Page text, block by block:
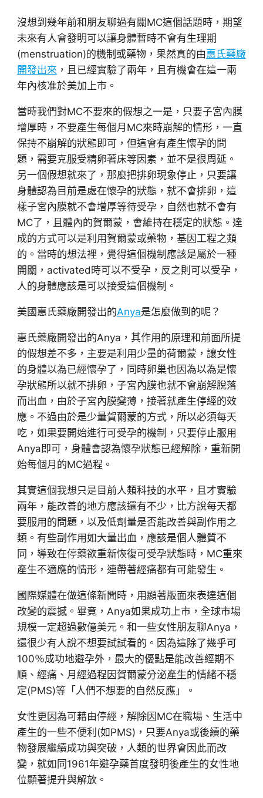
沒想到幾年前和朋友聊過有關MC這個話題時，期望
未來有人會發明可以讓身體暫時不會有生理期
(menstruation)的機制或藥物，果然真的由惠氏藥廠
開發出來 ，且已經實驗了兩年，且有機會在這一兩
年內核准於美加上市。
當時我們對MC不要來的假想之一是，只要子宮內膜
增厚時，不要產生每個月MC來時崩解的情形，一直
保持不崩解的狀態即可，但這會有產生懷孕的問
題，需要克服受精卵著床等因素，並不是很周延。
另一個假想就來了，那麼把排卵現象停止，只要讓
身體認為目前是處在懷孕的狀態，就不會排卵，這
樣子宮內膜就不會增厚等待受孕，自然也就不會有
MC了，且體內的賀爾蒙，會維持在穩定的狀態。達
成的方式可以是利用賀爾蒙或藥物，基因工程之類
的。當時的想法裡，覺得這個機制應該是屬於一種
開關，activated時可以不受孕，反之則可以受孕，
人的身體應該是可以接受這個機制。
美國惠氏藥廠開發出的Anya是怎麼做到的呢？
惠氏藥廠開發出的Anya，其作用的原理和前面所提
的假想差不多，主要是利用少量的荷爾蒙，讓女性
的身體以為已經懷孕了，同時卵巢也因為以為是懷
孕狀態所以就不排卵，子宮內膜也就不會崩解脫落
而出血，由於子宮內膜變薄，接著就產生停經的效
應。不過由於是少量賀爾蒙的方式，所以必須每天
吃，如果要開始進行可受孕的機制，只要停止服用
Anya即可，身體會認為懷孕狀態已經解除，重新開
始每個月的MC過程。
其實這個我想只是目前人類科技的水平，且才實驗
兩年，能改善的地方應該還有不少，比方說每天都
要服用的問題，以及低劑量是否能改善與副作用之
類。有些副作用如大量出血，應該是個人體質不
同，導致在停藥欲重新恢復可受孕狀態時，MC重來
產生不適應的情形，連帶著經痛都有可能發生。
國際媒體在做這條新聞時，用顯著版面來表達這個
改變的震撼。畢竟，Anya如果成功上市，全球市場
規模一定超過數億美元。和一些女性朋友聊Anya，
還很少有人說不想要試試看的。因為這除了幾乎可
100％成功地避孕外，最大的優點是能改善經期不
順、經痛、月經過程因賀爾蒙分泌產生的情緒不穩
定(PMS)等「人們不想要的自然反應」。
女性更因為可藉由停經，解除因MC在職場、生活中
產生的一些不便利(如PMS)，只要Anya或後續的藥
物發展繼續成功與突破，人類的世界會因此而改
變，就如同1961年避孕藥首度發明後產生的女性地
位顯著提升與解放。